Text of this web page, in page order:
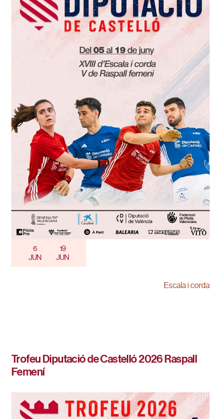
6
JUN
19
JUN
Escala i corda
Trofeu Diputació de Castelló 2026 Raspall
Femení